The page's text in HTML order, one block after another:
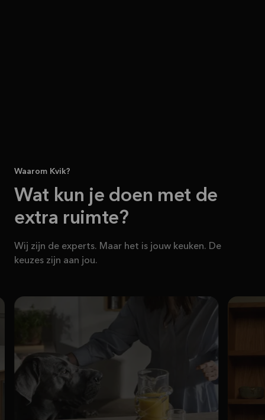
Waarom Kvik?
Wat kun je doen met de
extra ruimte?
Wij zijn de experts. Maar het is jouw keuken. De
keuzes zijn aan jou.